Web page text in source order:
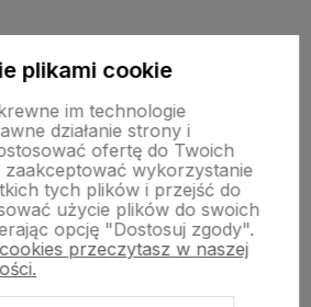
plikami cookie
im technologie
działanie strony i
ofertę do Twoich
wykorzystanie
tych plików i przejść do
użycie plików do swoich
opcję "Dostosuj zgody".
przeczytasz w naszej